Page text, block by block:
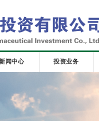
闻中心 投资业务